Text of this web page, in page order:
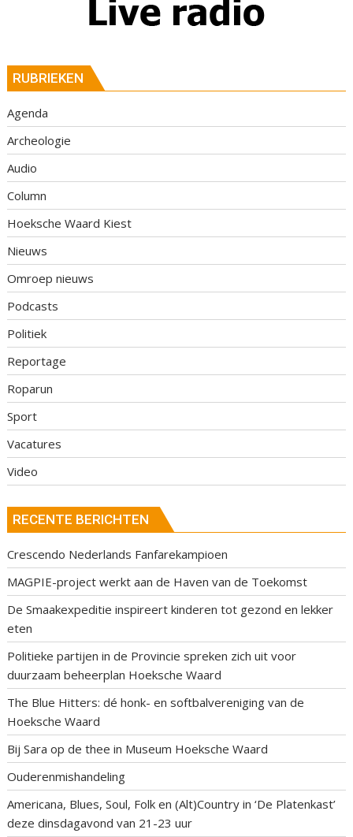
RUBRIEKEN
Agenda
Archeologie
Audio
Column
Hoeksche Waard Kiest
Nieuws
Omroep nieuws
Podcasts
Politiek
Reportage
Roparun
Sport
Vacatures
Video
RECENTE BERICHTEN
Crescendo Nederlands Fanfarekampioen
MAGPIE-project werkt aan de Haven van de Toekomst
De Smaakexpeditie inspireert kinderen tot gezond en lekker
eten
Politieke partijen in de Provincie spreken zich uit voor
duurzaam beheerplan Hoeksche Waard
The Blue Hitters: dé honk- en softbalvereniging van de
Hoeksche Waard
Bij Sara op de thee in Museum Hoeksche Waard
Ouderenmishandeling
Americana, Blues, Soul, Folk en (Alt)Country in ‘De Platenkast’
deze dinsdagavond van 21-23 uur